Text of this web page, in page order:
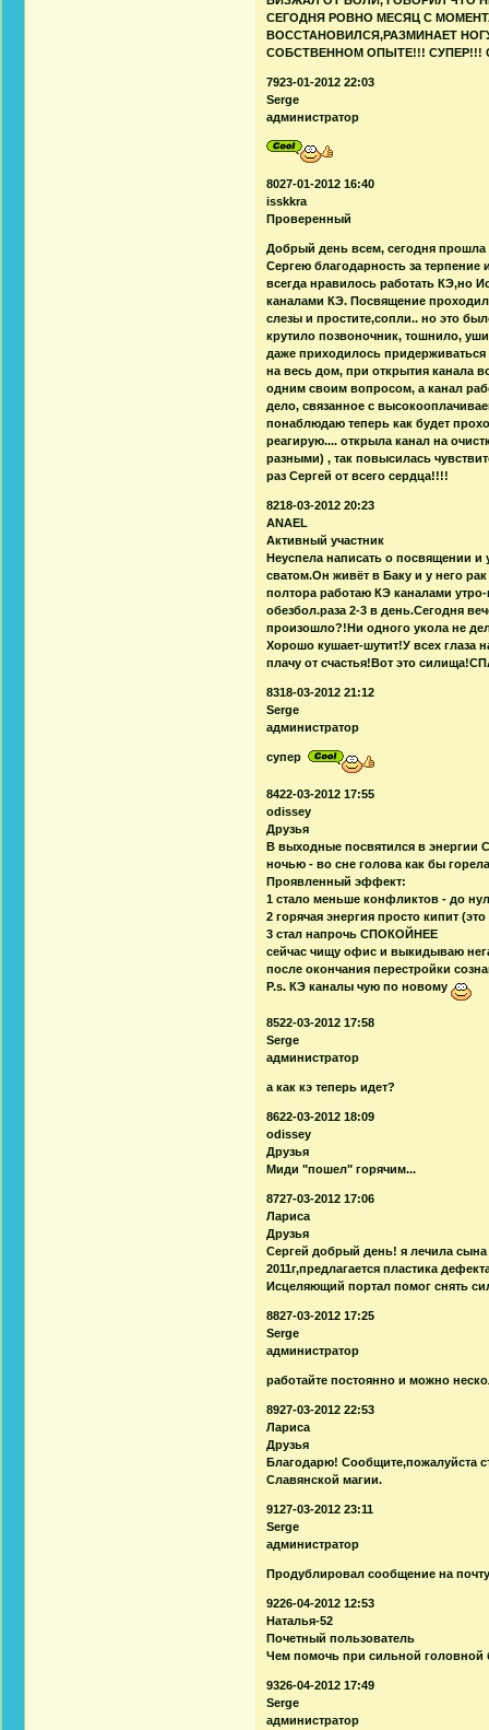
СЕГОДНЯ РОВНО МЕСЯЦ С
ВОССТАНОВИЛСЯ,РАЗМИНАЕТ
СОБСТВЕННОМ ОПЫТЕ!!!
7923-01-2012 22:03
Serge
администратор
8027-01-2012 16:40
isskkra
Проверенный
Добрый день всем, сегодня
Сергею благодарность за
всегда нравилось работать КЭ,но
каналами КЭ. Посвящение
слезы и простите,сопли.. но это
крутило позвоночник, тошнило,
даже приходилось
на весь дом, при открытия канала
одним своим вопросом, а канал
дело, связанное с
понаблюдаю теперь как будет
реагирую.... открыла канал на
разными) , так повысилась
раз Сергей от всего сердца!!!!
8218-03-2012 20:23
ANAEL
Активный участник
Неуспела написать о посвящении и
сватом.Он живёт в Баку и у него
полтора работаю КЭ каналами
обезбол.раза 2-3 в день.Сегодня
произошло?!Ни одного укола не
Хорошо кушает-шутит!У всех глаза
плачу от счастья!Вот это
8318-03-2012 21:12
Serge
администратор
супер
8422-03-2012 17:55
odissey
Друзья
В выходные посвятился в энергии
ночью - во сне голова как бы
Проявленный эффект:
1 стало меньше конфликтов - до
2 горячая энергия просто кипит
3 стал напрочь СПОКОЙНЕЕ
сейчас чищу офис и выкидываю
после окончания перестройки
P.s. КЭ каналы чую по новому
8522-03-2012 17:58
Serge
администратор
а как кэ теперь идет?
8622-03-2012 18:09
odissey
Друзья
Миди "пошел" горячим...
8727-03-2012 17:06
Лариса
Друзья
Cергей добрый день! я лечила
2011г,предлагается пластика
Исцеляющий портал помог снять
8827-03-2012 17:25
Serge
администратор
работайте постоянно и можно
8927-03-2012 22:53
Лариса
Друзья
Благодарю! Сообщите,пожалуйста
Славянской магии.
9127-03-2012 23:11
Serge
администратор
Продублировал сообщение на
9226-04-2012 12:53
Наталья-52
Почетный пользователь
Чем помочь при сильной
9326-04-2012 17:49
Serge
администратор